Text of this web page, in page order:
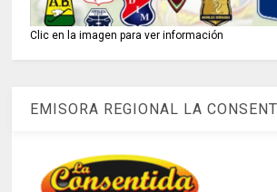
Clic en la imagen para ver información
EMISORA REGIONAL LA